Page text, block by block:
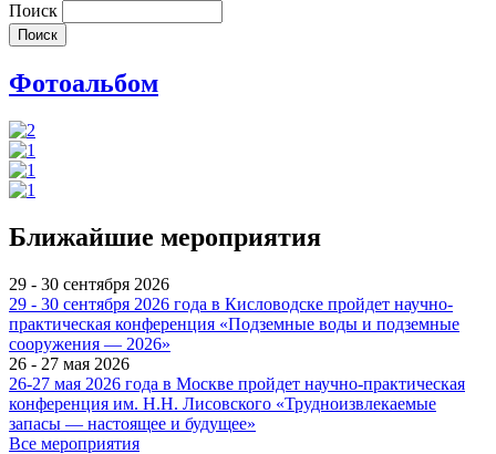
Поиск
Фотоальбом
Ближайшие мероприятия
29 - 30 сентября 2026
29 - 30 сентября 2026 года в Кисловодске пройдет научно-
практическая конференция «Подземные воды и подземные
сооружения — 2026»
26 - 27 мая 2026
26-27 мая 2026 года в Москве пройдет научно-практическая
конференция им. Н.Н. Лисовского «Трудноизвлекаемые
запасы — настоящее и будущее»
Все мероприятия